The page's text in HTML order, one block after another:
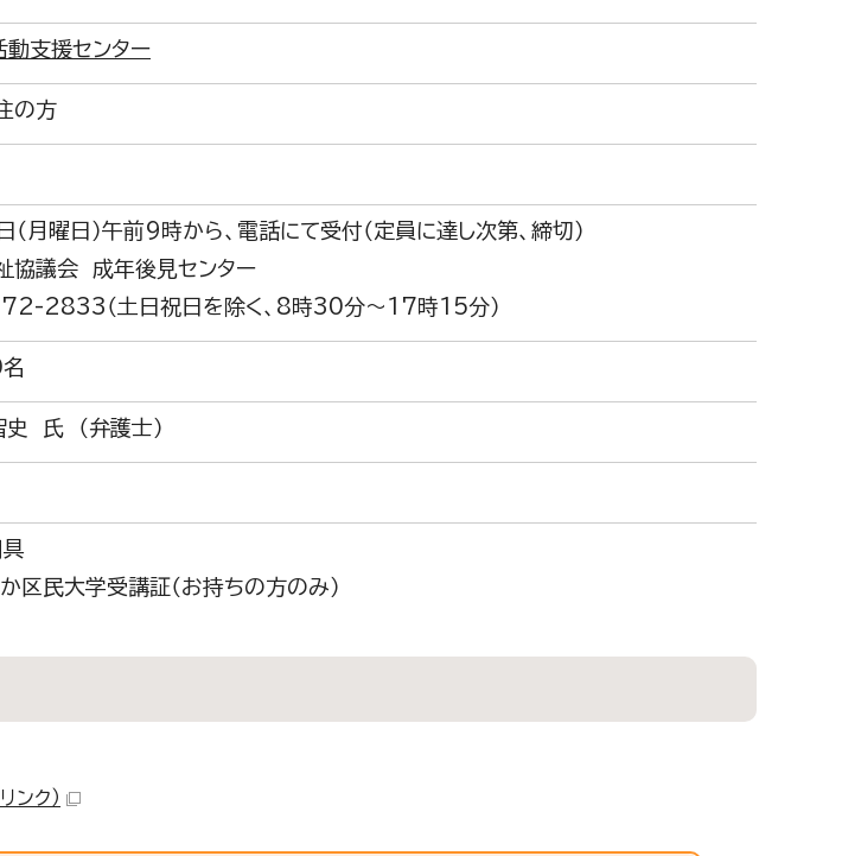
動支援センター
の方
月曜日）午前9時から、電話にて受付（定員に達し次第、締切）
協議会 成年後見センター
2833（土日祝日を除く、8時30分～17時15分）
氏 （弁護士）
具
か区民大学受講証（お持ちの方のみ）
ンク）